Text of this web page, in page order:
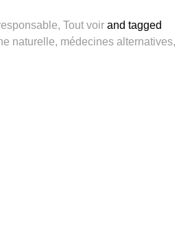
, Tout voir and tagged
naturelle, médecines alternatives,